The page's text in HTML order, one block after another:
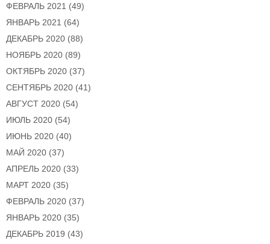
ФЕВРАЛЬ 2021 (49)
ЯНВАРЬ 2021 (64)
ДЕКАБРЬ 2020 (88)
НОЯБРЬ 2020 (89)
ОКТЯБРЬ 2020 (37)
СЕНТЯБРЬ 2020 (41)
АВГУСТ 2020 (54)
ИЮЛЬ 2020 (54)
ИЮНЬ 2020 (40)
МАЙ 2020 (37)
АПРЕЛЬ 2020 (33)
МАРТ 2020 (35)
ФЕВРАЛЬ 2020 (37)
ЯНВАРЬ 2020 (35)
ДЕКАБРЬ 2019 (43)